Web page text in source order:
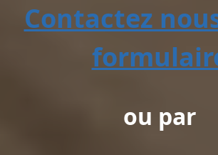
Contactez
ou par